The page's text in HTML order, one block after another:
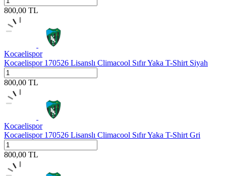
800,00 TL
Kocaelispor
Kocaelispor 170526 Lisanslı Climacool Sıfır Yaka T-Shirt Siyah
800,00 TL
Kocaelispor
Kocaelispor 170526 Lisanslı Climacool Sıfır Yaka T-Shirt Gri
800,00 TL